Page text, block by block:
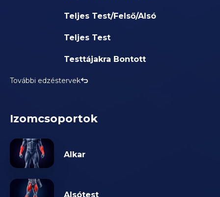
Teljes Test/Felső/Alsó
Teljes Test
Testtájakra Bontott
További edzéstervek
Izomcsoportok
Alkar
Alsótest